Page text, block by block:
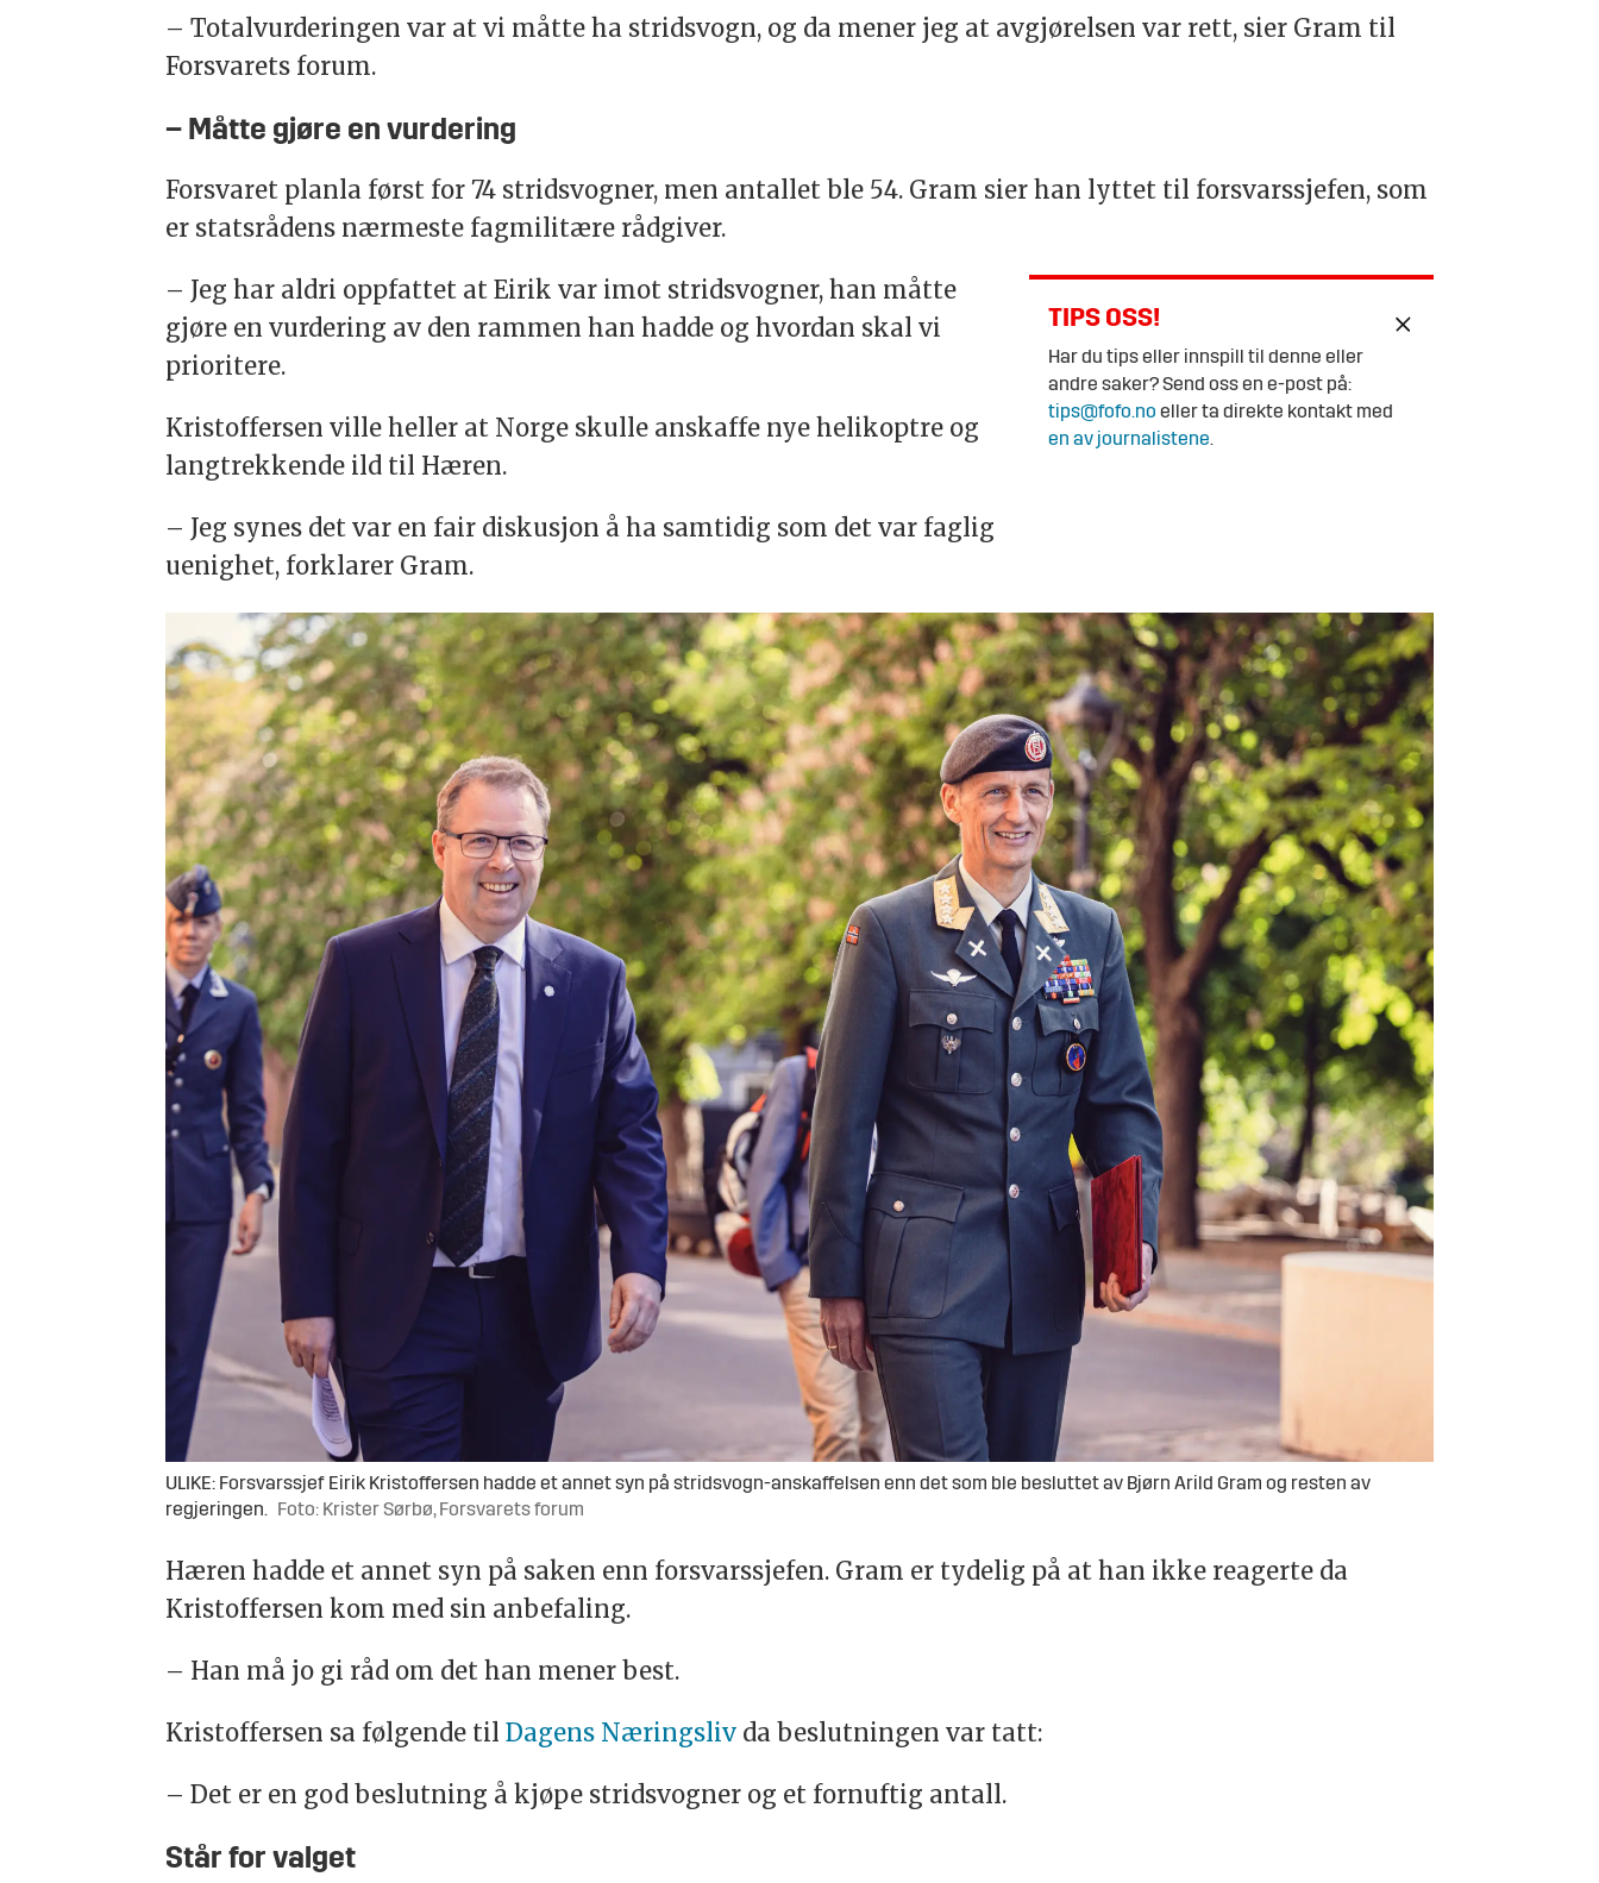
– Totalvurderingen var at vi måtte ha stridsvogn, og da mener jeg at avgjørelsen var rett, sier Gram til
Forsvarets forum.
– Måtte gjøre en vurdering
Forsvaret planla først for 74 stridsvogner, men antallet ble 54. Gram sier han lyttet til forsvarssjefen, som
er statsrådens nærmeste fagmilitære rådgiver.
TIPS OSS!
Har du tips eller innspill til denne eller
andre saker? Send oss en e-post på:
tips@fofo.no eller ta direkte kontakt med
en av journalistene.
– Jeg har aldri oppfattet at Eirik var imot stridsvogner, han måtte
gjøre en vurdering av den rammen han hadde og hvordan skal vi
prioritere.
Kristoffersen ville heller at Norge skulle anskaffe nye helikoptre og
langtrekkende ild til Hæren.
– Jeg synes det var en fair diskusjon å ha samtidig som det var faglig
uenighet, forklarer Gram.
ULIKE: Forsvarssjef Eirik Kristoffersen hadde et annet syn på stridsvogn-anskaffelsen enn det som ble besluttet av Bjørn Arild Gram og resten av
regjeringen.
Foto: Krister Sørbø, Forsvarets forum
Hæren hadde et annet syn på saken enn forsvarssjefen. Gram er tydelig på at han ikke reagerte da
Kristoffersen kom med sin anbefaling.
– Han må jo gi råd om det han mener best.
Kristoffersen sa følgende tilDagens Næringsliv da beslutningen var tatt:
– Det er en god beslutning å kjøpe stridsvogner og et fornuftig antall.
Står for valget